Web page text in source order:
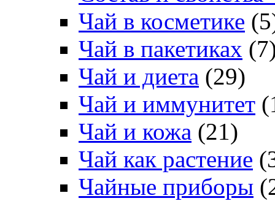
Чай в косметике
Чай в пакетиках
Чай и диета (29)
Чай и иммунитет
Чай и кожа (21)
Чай как растение
Чайные приборы